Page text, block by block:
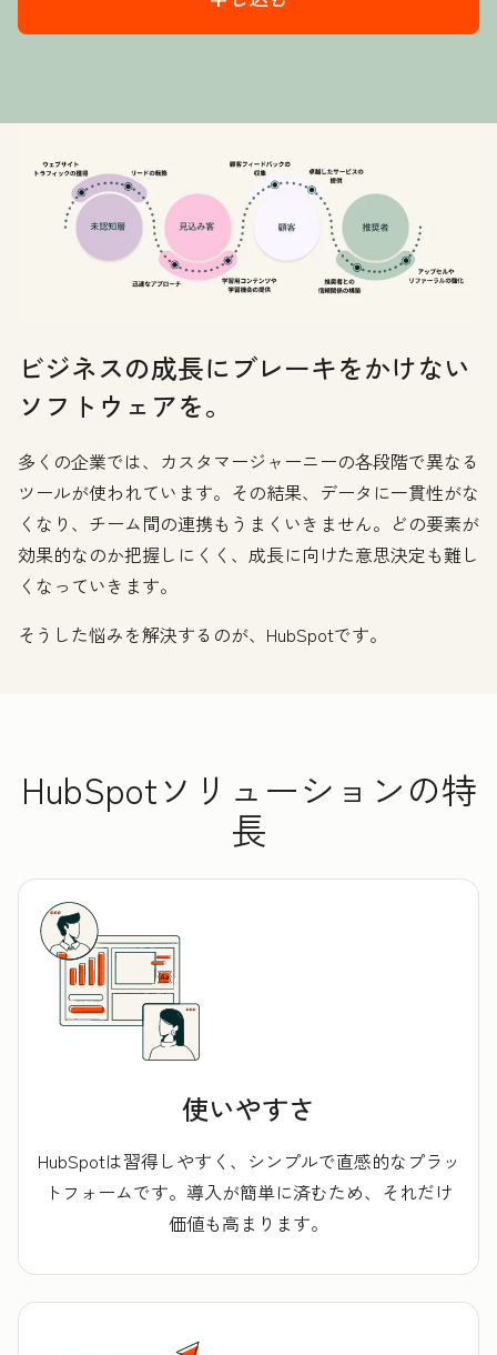
ビジネスの成長にブレーキをかけない
ソフトウェアを。
多くの企業では、カスタマージャーニーの各段階で異なる
ツールが使われています。その結果、データに一貫性がな
くなり、チーム間の連携もうまくいきません。どの要素が
効果的なのか把握しにくく、成長に向けた意思決定も難し
くなっていきます。
そうした悩みを解決するのが、HubSpotです。
HubSpotソリューションの特
長
使いやすさ
HubSpotは習得しやすく、シンプルで直感的なプラッ
トフォームです。導入が簡単に済むため、それだけ
価値も高まります。